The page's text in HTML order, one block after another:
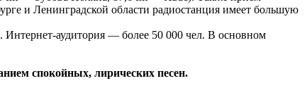
и Ленинградской области радиостанция имеет большую
Интернет-аудитория — более 50 000 чел. В основном
спокойных, лирических песен.